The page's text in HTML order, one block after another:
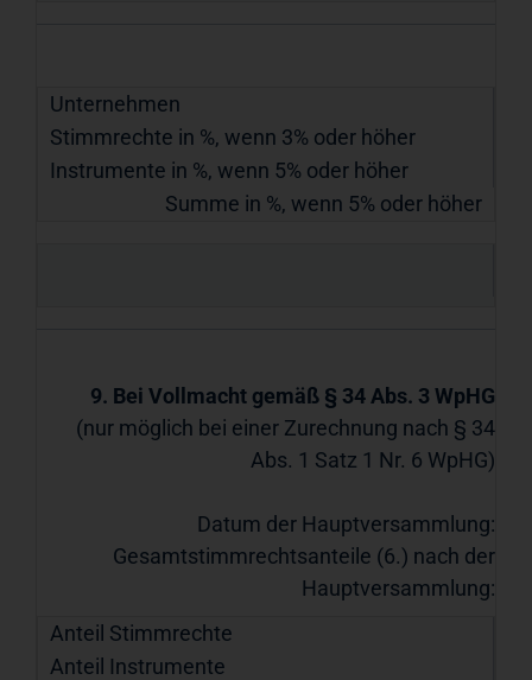
Unternehmen
Stimmrechte in %, wenn 3% oder höher
Instrumente in %, wenn 5% oder höher
Summe in %, wenn 5% oder höher
9. Bei Vollmacht gemäß § 34 Abs. 3 WpHG
(nur möglich bei einer Zurechnung nach § 34
Abs. 1 Satz 1 Nr. 6 WpHG)
Datum der Hauptversammlung:
Gesamtstimmrechtsanteile (6.) nach der
Hauptversammlung:
Anteil Stimmrechte
Anteil Instrumente